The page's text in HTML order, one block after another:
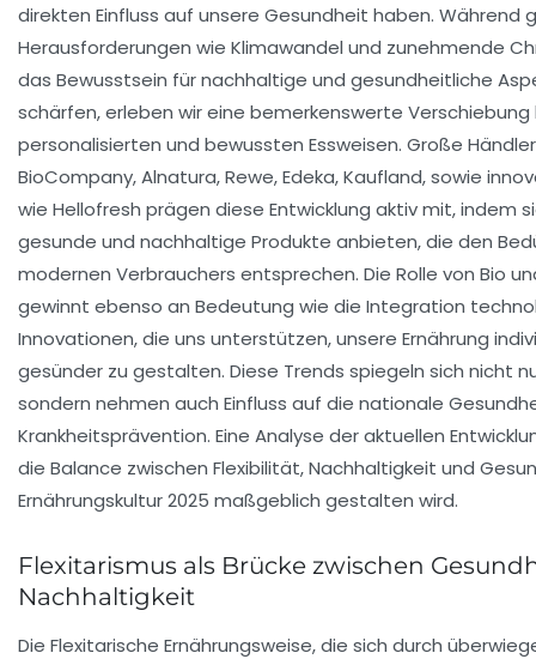
direkten Einfluss auf unsere Gesundheit haben. Während
Herausforderungen wie Klimawandel und zunehmende
das Bewusstsein für nachhaltige und gesundheitliche
schärfen, erleben wir eine bemerkenswerte Verschiebung
personalisierten und bewussten Essweisen. Große
BioCompany, Alnatura, Rewe, Edeka, Kaufland, sowie
wie Hellofresh prägen diese Entwicklung aktiv mit, indem
gesunde und nachhaltige Produkte anbieten, die den
modernen Verbrauchers entsprechen. Die Rolle von Bio
gewinnt ebenso an Bedeutung wie die Integration
Innovationen, die uns unterstützen, unsere Ernährung
gesünder zu gestalten. Diese Trends spiegeln sich nicht
sondern nehmen auch Einfluss auf die nationale
Krankheitsprävention. Eine Analyse der aktuellen
die Balance zwischen Flexibilität, Nachhaltigkeit und
Ernährungskultur 2025 maßgeblich gestalten wird.
Flexitarismus als Brücke zwischen
Nachhaltigkeit
Die Flexitarische Ernährungsweise, die sich durch